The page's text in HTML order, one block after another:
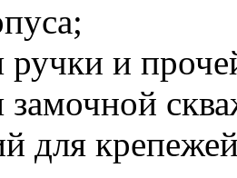
ручки и
замочной
для